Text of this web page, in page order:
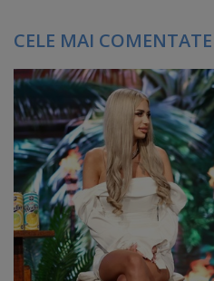
CELE MAI COMENTATE